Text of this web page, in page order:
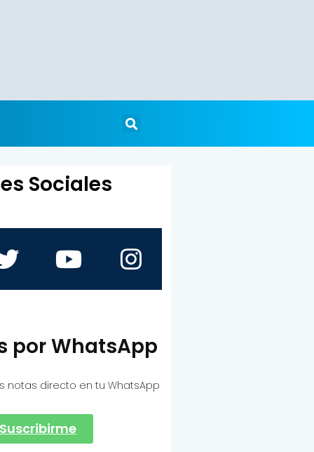
Sociales
por WhatsApp
notas directo en tu WhatsApp
Suscribirme